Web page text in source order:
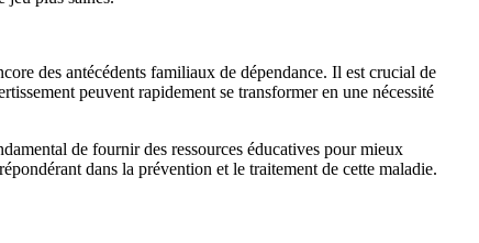
des antécédents familiaux de dépendance. Il est crucial de
peuvent rapidement se transformer en une nécessité
de fournir des ressources éducatives pour mieux
dans la prévention et le traitement de cette maladie.